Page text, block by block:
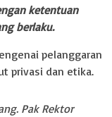
ketentuan
berlaku.
pelanggaran
privasi dan etika.
Pak Rektor